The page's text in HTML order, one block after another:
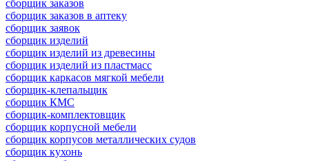
сборщик заказов
сборщик заказов в аптеку
сборщик заявок
сборщик изделий
сборщик изделий из древесины
сборщик изделий из пластмасс
сборщик каркасов мягкой мебели
сборщик-клепальщик
сборщик КМС
сборщик-комплектовщик
сборщик корпусной мебели
сборщик корпусов металлических судов
сборщик кухонь